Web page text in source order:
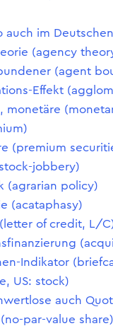
auch im
(agency
(agent
Effekt
monetäre
(premium
jobbery)
(agrarian policy)
(acataphasy)
of credit, L/
Indikator
US: stock)
auch
par-value share)